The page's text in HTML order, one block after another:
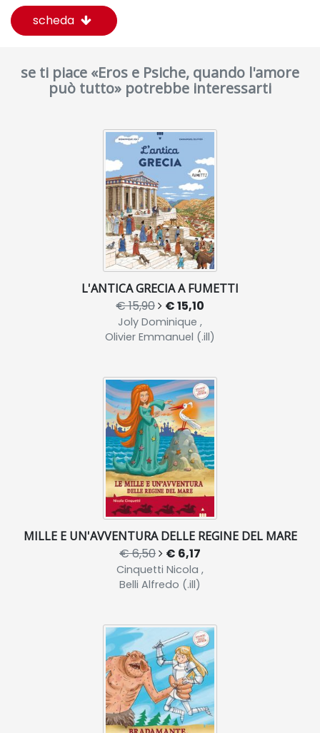
scheda
se ti piace «Eros e Psiche, quando l'amore
può tutto» potrebbe interessarti
L'ANTICA GRECIA A FUMETTI
€ 15,90 € 15,10
Joly Dominique ,
Olivier Emmanuel (.ill)
MILLE E UN'AVVENTURA DELLE REGINE DEL MARE
€ 6,50 € 6,17
Cinquetti Nicola ,
Belli Alfredo (.ill)